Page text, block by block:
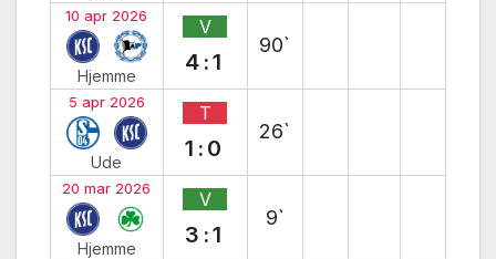
10 apr 2026
Hjemme
V
4:1
90`
5 apr 2026
Ude
T
1:0
26`
20 mar 2026
Hjemme
V
3:1
9`